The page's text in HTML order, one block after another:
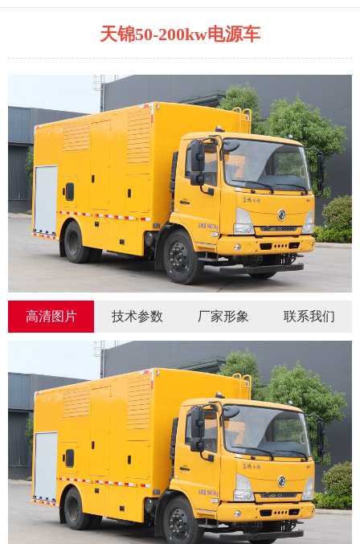
天锦50-200kw电源车
高清图片 技术参数 厂家形象 联系我们